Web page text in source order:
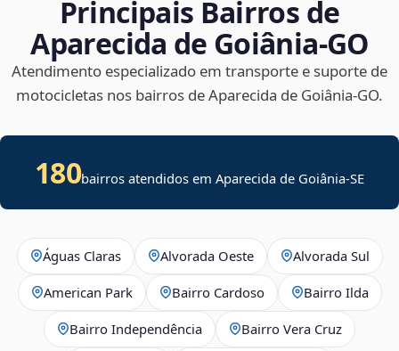
Principais Bairros de
Aparecida de Goiânia‑GO
Atendimento especializado em transporte e suporte de
motocicletas nos bairros de Aparecida de Goiânia‑GO.
180bairros atendidos emAparecida de Goiânia-SE
Águas Claras Alvorada Oeste Alvorada Sul
American Park Bairro Cardoso Bairro Ilda
Bairro Independência Bairro Vera Cruz